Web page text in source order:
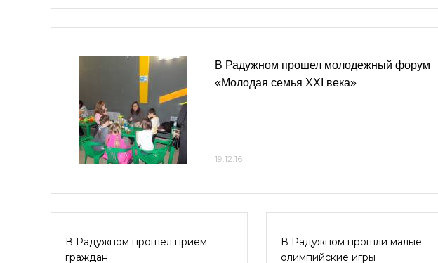
В Радужном прошел молодежный форум
«Молодая семья XXI века»
19.12.16
В Радужном прошел прием
граждан
В Радужном прошли малые
олимпийские игры